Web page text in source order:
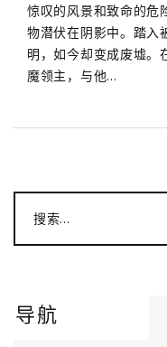
惊叹的风景和致命的危
物潜伏在阴影中。踏入
明，如今却变成废墟。
魔领主，与他...
搜索...
导航